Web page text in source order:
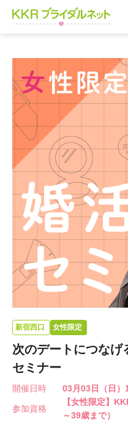
新宿西口 女性限定
次のデートにつなげ
セミナー
開催日時 03月03日（日
参加資格
【女性限定】
～39歳まで）